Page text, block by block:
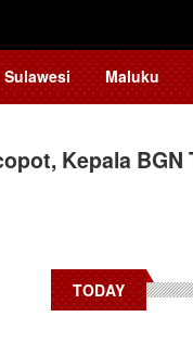
Sulawesi Maluku
Makassar Raih
2026
TODAY